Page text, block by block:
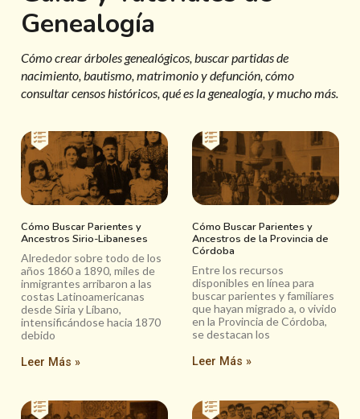
Genealogía
Cómo crear árboles genealógicos, buscar partidas de
nacimiento, bautismo, matrimonio y defunción, cómo
consultar censos históricos, qué es la genealogía, y mucho más.
Cómo Buscar Parientes y
Ancestros Sirio-Libaneses
Alrededor sobre todo de los
años 1860 a 1890, miles de
inmigrantes arribaron a las
costas Latinoamericanas
desde Siria y Líbano,
intensificándose hacia 1870
debido
Leer Más »
Cómo Buscar Parientes y
Ancestros de la Provincia de
Córdoba
Entre los recursos
disponibles en línea para
buscar parientes y familiares
que hayan migrado a, o vivido
en la Provincia de Córdoba,
se destacan los
Leer Más »